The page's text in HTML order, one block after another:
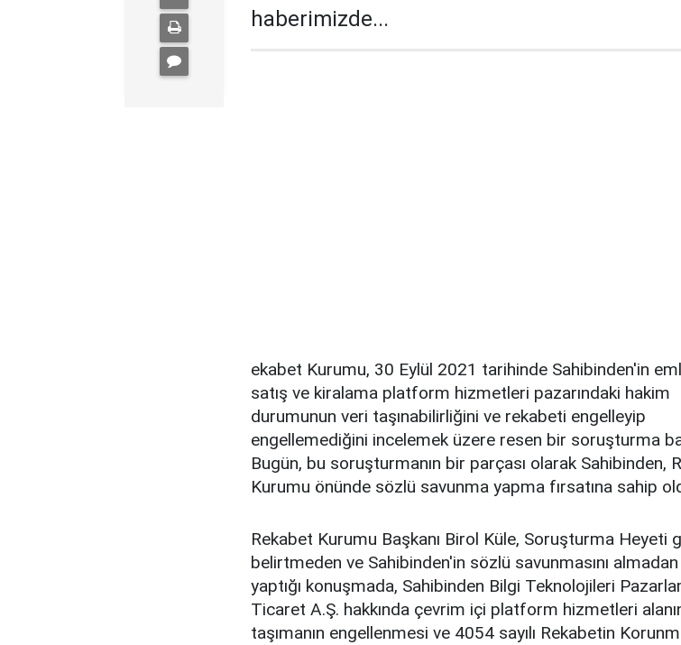
haberimizde...
ekabet Kurumu, 30 Eylül 2021 tarihinde Sahibinden'in
satış ve kiralama platform hizmetleri pazarındaki hakim
durumunun veri taşınabilirliğini ve rekabeti engelleyip
engellemediğini incelemek üzere resen bir soruşturma
Bugün, bu soruşturmanın bir parçası olarak Sahibinden,
Kurumu önünde sözlü savunma yapma fırsatına sahip
Rekabet Kurumu Başkanı Birol Küle, Soruşturma Heyeti
belirtmeden ve Sahibinden'in sözlü savunmasını
yaptığı konuşmada, Sahibinden Bilgi Teknolojileri
Ticaret A.Ş. hakkında çevrim içi platform hizmetleri
taşımanın engellenmesi ve 4054 sayılı Rekabetin